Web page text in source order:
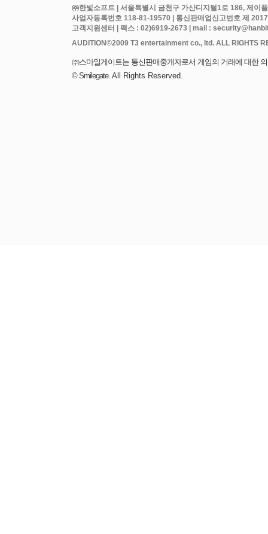
㈜한빛소프트 | 서울특별시 금천구 가산디지털1로 186, 제이
사업자등록번호 118-81-19570 | 통신판매업신고번호 제
고객지원센터 | 팩스 : 02)6919-2673 | mail :
All Rights Reserved.